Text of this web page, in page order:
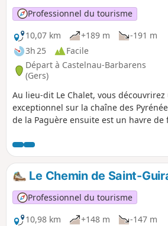
Professionnel du tourisme
10,07 km
+189 m
-191 m
3h 25
Facile
Départ à Castelnau-Barbarens
(Gers)
Au lieu-dit Le Chalet, vous
exceptionnel sur la chaîne des
de la Paguère ensuite est un havre
des Claux, le Bois de Labesse avec la
longerez, est aussi un endroit de
petite visite de Castelnau-Barbarens
repartir.Le Chemin de Saint-
Professionnel du tourisme
10,98 km
+148 m
-147 m